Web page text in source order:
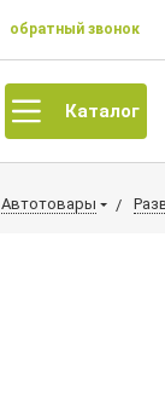
обратный звонок
Каталог
Автотовары